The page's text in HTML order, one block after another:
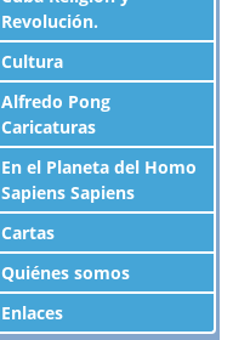
Revolución.
Cultura
Alfredo Pong
Caricaturas
En el Planeta del Homo
Sapiens Sapiens
Cartas
Quiénes somos
Enlaces